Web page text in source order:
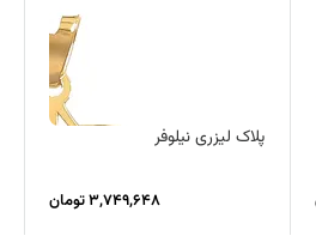
پلاک لیزری نیلوفر
3,749,648 تومان